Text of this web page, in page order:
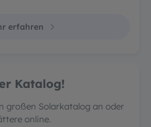
erfahren
Katalog!
großen Solarkatalog an oder
online.